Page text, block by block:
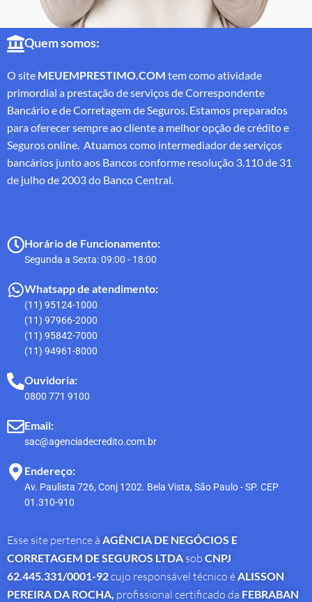
Quem somos:
O site MEUEMPRESTIMO.COM tem como atividade
primordial a prestação de serviços de Correspondente
Bancário e de Corretagem de Seguros. Estamos preparados
para oferecer sempre ao cliente a melhor opção de crédito e
Seguros online. Atuamos como intermediador de serviços
bancários junto aos Bancos conforme resolução 3.110 de 31
de julho de 2003 do Banco Central.
Horário de Funcionamento:
Segunda a Sexta: 09:00 - 18:00
Whatsapp de atendimento:
(11) 95124-1000
(11) 97966-2000
(11) 95842-7000
(11) 94961-8000
Ouvidoria:
0800 771 9100
Email:
sac@agenciadecredito.com.br
Endereço:
Av. Paulista 726, Conj 1202. Bela Vista, São Paulo - SP. CEP
01.310-910
Esse site pertence à AGÊNCIA DE NEGÓCIOS E
CORRETAGEM DE SEGUROS LTDA sob CNPJ
62.445.331/0001-92cujo responsável técnico é ALISSON
PEREIRA DA ROCHA profissional certificado da FEBRABAN